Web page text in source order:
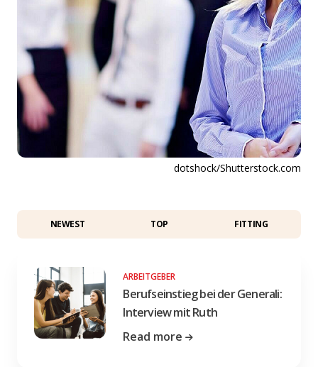
dotshock/Shutterstock.com
NEWEST TOP FITTING
ARBEITGEBER
Berufseinstieg bei der Generali:
Interview mit Ruth
Read more